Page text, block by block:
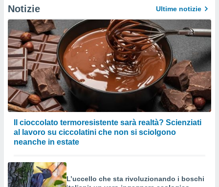
quali la
e
di
dati
sulla
al quale
Per
tuo
dei
Notizie Ultime notizie
Il cioccolato termoresistente sarà realtà? Scienziati
al lavoro su ciccolatini che non si sciolgono
neanche in estate
L’uccello che sta rivoluzionando i boschi